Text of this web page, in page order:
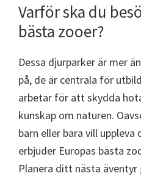
Varför ska du
bästa zooer?
Dessa djurparker är mer
på, de är centrala för
arbetar för att skydda
kunskap om naturen.
barn eller bara vill uppleva
erbjuder Europas bästa
Planera ditt nästa äventyr